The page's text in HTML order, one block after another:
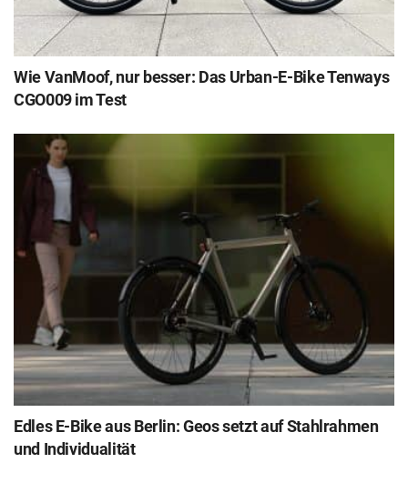
Wie VanMoof, nur besser: Das Urban-E-Bike Tenways
CGO009 im Test
Edles E-Bike aus Berlin: Geos setzt auf Stahlrahmen
und Individualität